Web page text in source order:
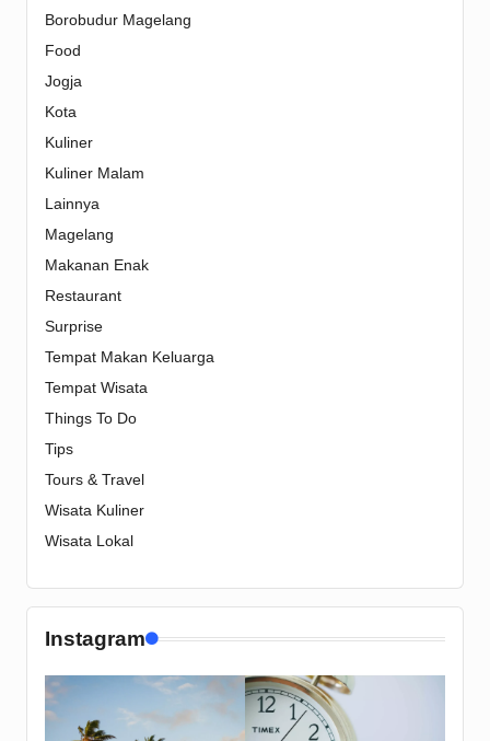
Borobudur Magelang
Food
Jogja
Kota
Kuliner
Kuliner Malam
Lainnya
Magelang
Makanan Enak
Restaurant
Surprise
Tempat Makan Keluarga
Tempat Wisata
Things To Do
Tips
Tours & Travel
Wisata Kuliner
Wisata Lokal
Instagram